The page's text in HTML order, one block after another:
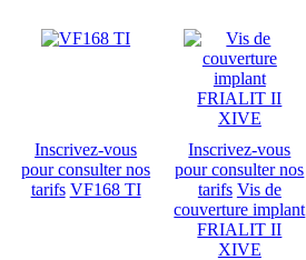
Inscrivez-vous
pour consulter nos
tarifs VF168 TI
Inscrivez-vous
pour consulter nos
tarifs Vis de
couverture implant
FRIALIT II
XIVE